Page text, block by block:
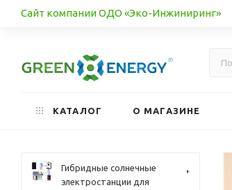
Сайт компании ОДО «Эко-Инжиниринг»
КАТАЛОГ О МАГАЗИНЕ
Гибридные солнечные
электростанции для